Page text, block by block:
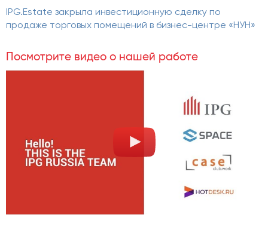
IPG.Estate закрыла инвестиционную сделку по
продаже торговых помещений в бизнес-центре «НУН»
Посмотрите видео о нашей работе